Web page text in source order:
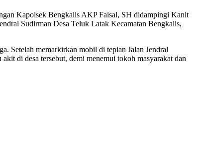
Kapolsek Bengkalis AKP Faisal, SH didampingi Kanit
Sudirman Desa Teluk Latak Kecamatan Bengkalis,
Setelah memarkirkan mobil di tepian Jalan Jendral
di desa tersebut, demi menemui tokoh masyarakat dan